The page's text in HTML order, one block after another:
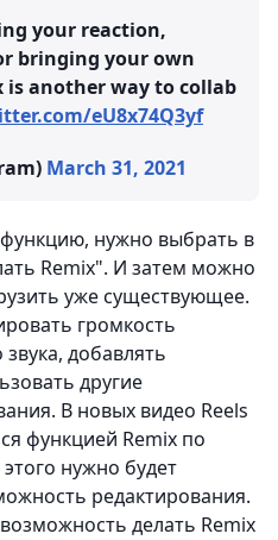
your reaction,
bringing your own
is another way to collab
eU8x74Q3yf
March 31, 2021
нужно выбрать в
Remix". И затем можно
уже существующее.
громкость
добавлять
другие
В новых видео Reels
функцией Remix по
нужно будет
редактирования.
делать Remix